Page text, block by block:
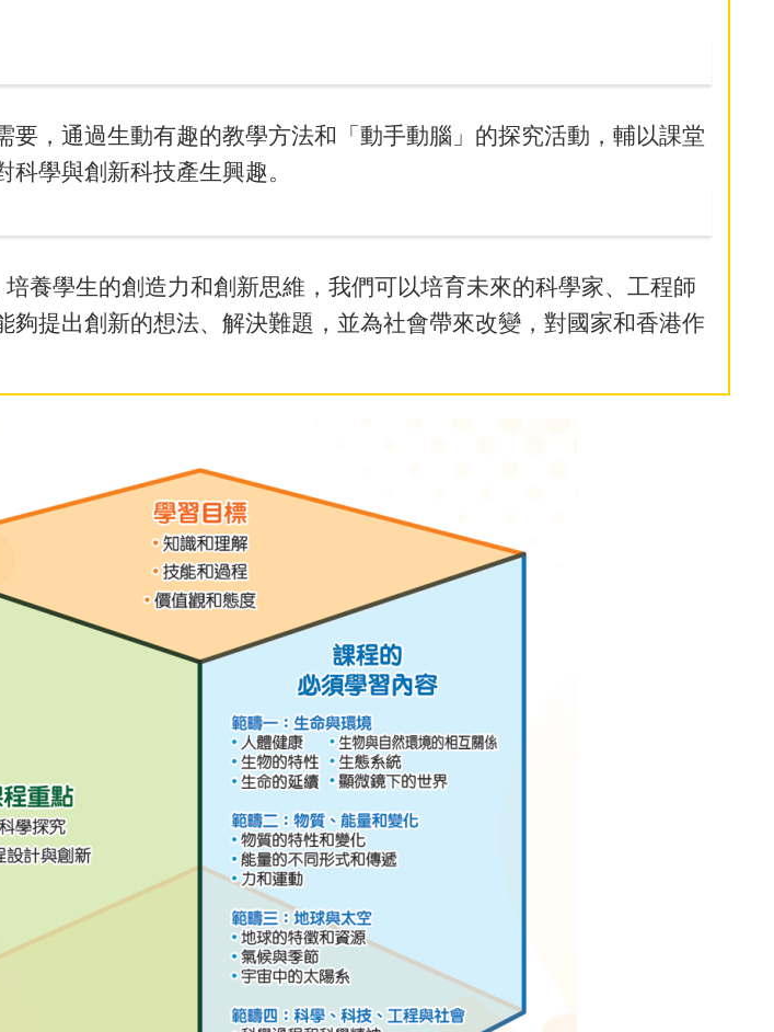
要，通過生動有趣的教學方法和「動手動腦」的探究活動，輔以課堂
學與創新科技產生興趣。
養學生的創造力和創新思維，我們可以培育未來的科學家、工程師
夠提出創新的想法、解決難題，並為社會帶來改變，對國家和香港作